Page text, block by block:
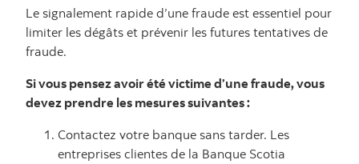
Le signalement rapide d’une fraude est essentiel pour
limiter les dégâts et prévenir les futures tentatives de
fraude.
Si vous pensez avoir été victime d’une fraude, vous
devez prendre les mesures suivantes :
Contactez votre banque sans tarder. Les
entreprises clientes de la Banque Scotia